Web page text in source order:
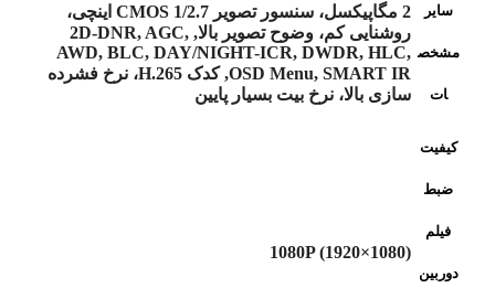
سایر
مشخص
ات
2 مگاپیکسل، سنسور تصویر CMOS 1/2.7 اینچی،
روشنایی کم، وضوح تصویر بالا, 2D-DNR, AGC,
AWD, BLC, DAY/NIGHT-ICR, DWDR, HLC,
OSD Menu, SMART IR, کدک H.265، نرخ فشرده
سازی بالا، نرخ بیت بسیار پایین
کیفیت
ضبط
فیلم
دوربین
1080P (1920×1080)